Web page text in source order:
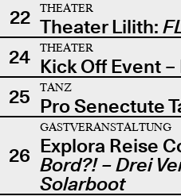
22
THEATER
Theater Lilith:
24
THEATER
Kick Off Event –
25
TANZ
Pro Senectute
26
GASTVERANSTALTUNG
Explora Reise
Bord?! – Drei
Solarboot